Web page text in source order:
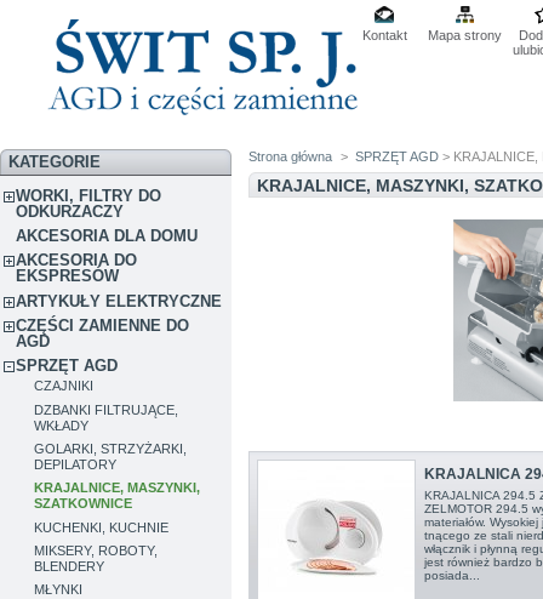
Kontakt Mapa strony
KATEGORIE
WORKI, FILTRY DO
ODKURZACZY
AKCESORIA DLA DOMU
AKCESORIA DO
EKSPRESÓW
ARTYKUŁY ELEKTRYCZNE
CZĘŚCI ZAMIENNE DO
AGD
SPRZĘT AGD
CZAJNIKI
DZBANKI FILTRUJĄCE,
WKŁADY
GOLARKI, STRZYŻARKI,
DEPILATORY
KRAJALNICE, MASZYNKI,
SZATKOWNICE
KUCHENKI, KUCHNIE
MIKSERY, ROBOTY,
BLENDERY
MŁYNKI
Strona główna > SPRZĘT AGD > KRAJALNICE,
KRAJALNICE, MASZYNKI,
KRAJALNICA
KRAJALNICA
ZELMOTOR 294.5
materiałów.
tnącego ze stali
włącznik i płynną
jest również bardzo
posiada...